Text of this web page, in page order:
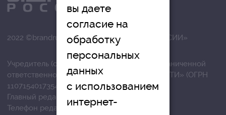
2022 ©brandrussia.online | СИ «БРЕНДЫ РОССИИ»
Учредитель (соучредители): Общество с ограниченной
ответственностью «РЕГИОНАЛЬНЫЕ НОВОСТИ» (ОГРН
1107154017354)
Главный редактор: Вострикова О.Г.
Телефон редакции: +7 (4872) 710-803
вы даете
согласие на
обработку
персональных
данных
с использованием
интернет-